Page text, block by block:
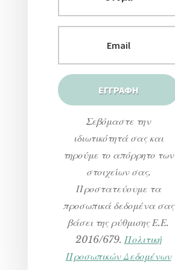
Σεβόμαστε την
ιδιωτικότητά σας και
τηρούμε το απόρρητο των
στοιχείων σας.
Προστατεύουμε τα
προσωπικά δεδομένα σας
βάσει της ρύθμισης Ε.Ε.
2016/679. Πολιτική
Προσωπικών Δεδομένων